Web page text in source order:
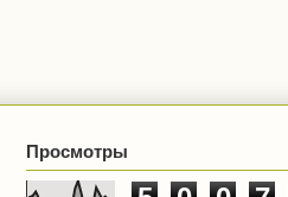
Просмотры